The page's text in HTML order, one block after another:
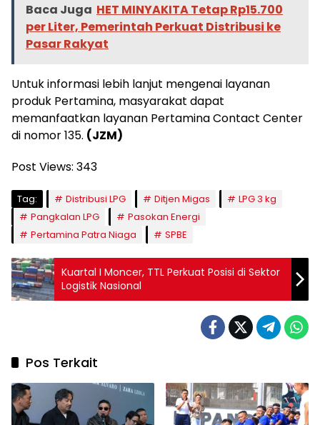
Baca Juga HET MINYAKITA Tetap Rp15.700
per Liter, Pemerintah Perkuat Distribusi ke
Pasar Rakyat
Untuk informasi lebih lanjut mengenai layanan
produk Pertamina, masyarakat dapat
memanfaatkan layanan Pertamina Contact Center
di nomor 135. (JZM)
Post Views: 343
Tag: Distribusi LPG Ditjen Migas
LPG 3 kg
Pangkalan LPG
Pasokan Energi
Pertamina Patra Niaga
SPBE
Kuartal I Moncer, TTL Perkuat Posisi di Sektor
Logistik Nasional
Pos Terkait